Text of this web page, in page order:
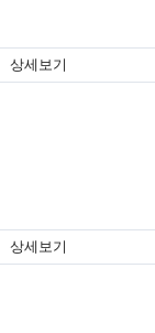
상세보기
상세보기